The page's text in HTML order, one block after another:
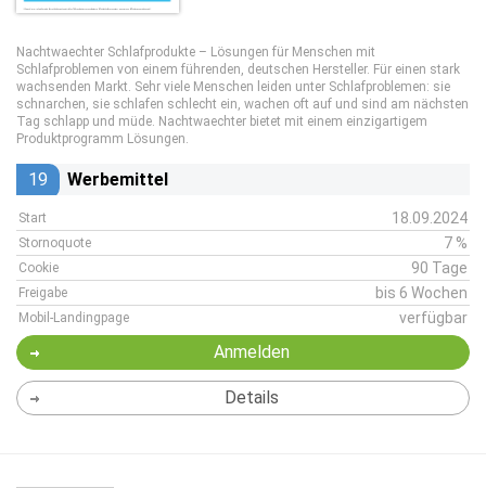
Nachtwaechter Schlafprodukte – Lösungen für Menschen mit
Schlafproblemen von einem führenden, deutschen Hersteller. Für einen stark
wachsenden Markt. Sehr viele Menschen leiden unter Schlafproblemen: sie
schnarchen, sie schlafen schlecht ein, wachen oft auf und sind am nächsten
Tag schlapp und müde. Nachtwaechter bietet mit einem einzigartigem
Produktprogramm Lösungen.
19 Werbemittel
Start 18.09.2024
Stornoquote 7 %
Cookie 90 Tage
Freigabe bis 6 Wochen
Mobil-Landingpage verfügbar
Anmelden
Details